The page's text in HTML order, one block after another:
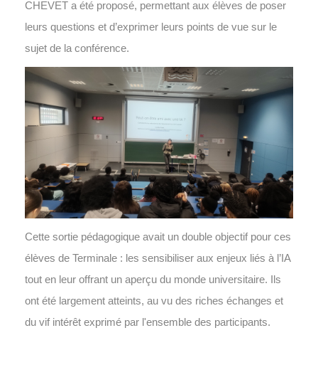
CHEVET a été proposé, permettant aux élèves de poser
leurs questions et d’exprimer leurs points de vue sur le
sujet de la conférence.
Cette sortie pédagogique avait un double objectif pour ces
élèves de Terminale : les sensibiliser aux enjeux liés à l’IA
tout en leur offrant un aperçu du monde universitaire. Ils
ont été largement atteints, au vu des riches échanges et
du vif intérêt exprimé par l'ensemble des participants.